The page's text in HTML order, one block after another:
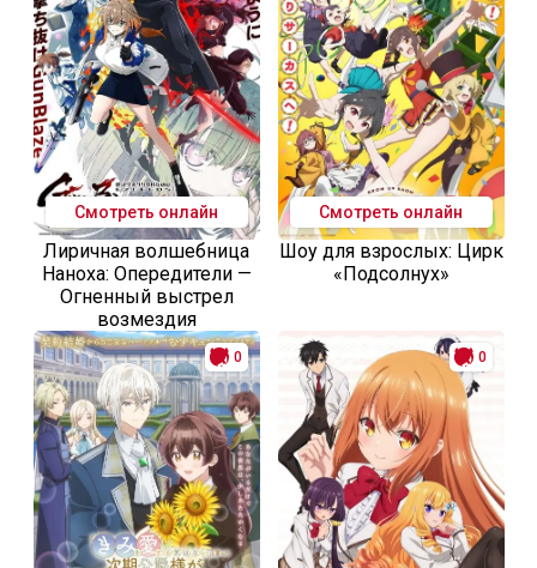
Смотреть онлайн
Лиричная волшебница
Наноха: Опередители —
Огненный выстрел
возмездия
Смотреть онлайн
Шоу для взрослых: Цирк
«Подсолнух»
0 0